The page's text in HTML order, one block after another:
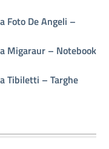
Foto De Angeli –
Migaraur – Notebook
Tibiletti – Targhe